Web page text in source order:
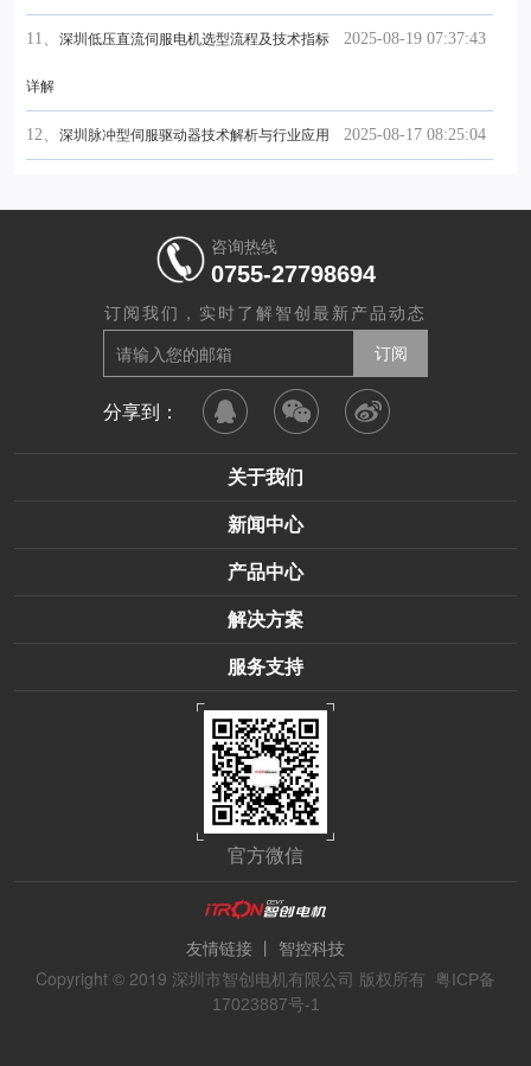
2025-08-19 07:37:43
11、 深圳低压直流伺服电机选型流程及技术指标
详解
2025-08-17 08:25:04
12、 深圳脉冲型伺服驱动器技术解析与行业应用
咨询热线
0755-27798694
订阅我们，实时了解智创最新产品动态
分享到：
关于我们
新闻中心
产品中心
解决方案
服务支持
官方微信
友情链接 丨 智控科技
Copyright © 2019 深圳市智创电机有限公司 版权所有
粤ICP备
17023887号-1